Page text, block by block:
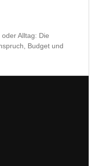
Alltag: Die
Budget und